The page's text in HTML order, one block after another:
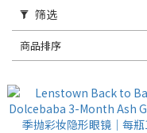
筛选
商品排序